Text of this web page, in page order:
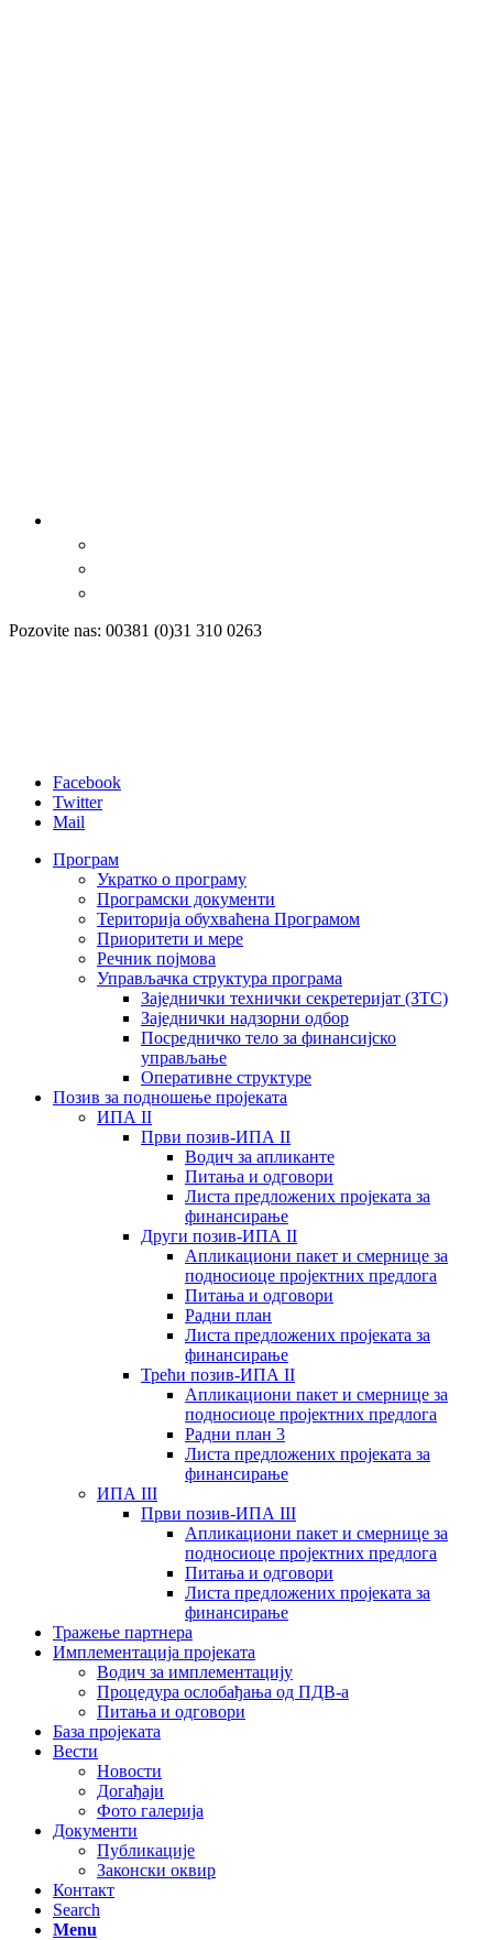
Pozovite nas: 00381 (0)31 310 0263
Facebook
Twitter
Mail
Програм
Укратко о програму
Програмски документи
Територија обухваћена Програмом
Приоритети и мере
Речник појмова
Управљачка структура програма
Заједнички технички секретеријат (ЗТС)
Заједнички надзорни одбор
Посредничко тело за финансијско
управљање
Oперативне структуре
Позив за подношење пројеката
ИПА II
Први позив-ИПА II
Водич за апликанте
Питања и одговори
Листа предложених пројеката за
финансирање
Други позив-ИПА II
Апликациони пакет и смернице за
подносиоце пројектних предлога
Питања и одговори
Радни план
Листа предложених пројеката за
финансирање
Трећи позив-ИПА II
Апликациони пакет и смернице за
подносиоце пројектних предлога
Радни план 3
Листа предложених пројеката за
финансирање
ИПА III
Први позив-ИПА III
Апликациони пакет и смернице за
подносиоце пројектних предлога
Питања и одговори
Листа предложених пројеката за
финансирање
Тражење партнера
Имплементација пројеката
Водич за имплементацију
Процедура ослобађања од ПДВ-а
Питања и одговори
База пројеката
Вести
Новости
Догађаји
Фото галерија
Документи
Публикације
Законски оквир
Контакт
Search
Menu